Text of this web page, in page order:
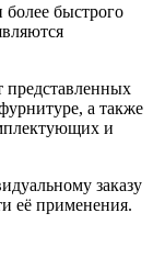
быстрого
представленных
а также
и
заказу
её применения.